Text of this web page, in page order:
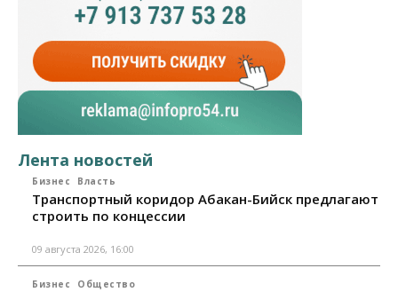
Лента новостей
Бизнес Власть
Транспортный коридор Абакан-Бийск предлагают
строить по концессии
09 августа 2026, 16:00
Бизнес Общество